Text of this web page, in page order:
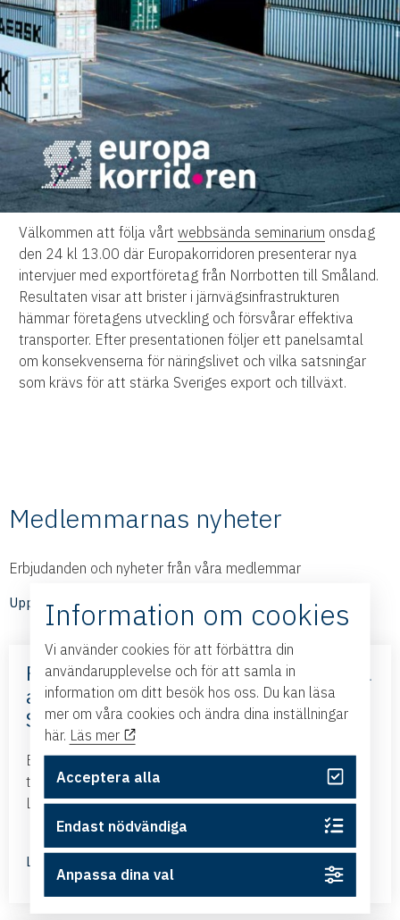
Välkommen att följa vårtwebbsända seminarium onsdag
den 24 kl 13.00 där Europakorridoren presenterar nya
intervjuer med exportföretag från Norrbotten till Småland.
Resultaten visar att brister i järnvägsinfrastrukturen
hämmar företagens utveckling och försvårar effektiva
transporter. Efter presentationen följer ett panelsamtal
om konsekvenserna för näringslivet och vilka satsningar
som krävs för att stärka Sveriges export och tillväxt.
Medlemmarnas nyheter
Erbjudanden och nyheter från våra medlemmar
Upptäck medlemmarnas nyheter
Frihandelsavtalet med Mercosur – nya
affärsmöjligheter – med Business
Sweden
Business Swedens kontor i Brasilien och Argentina
tillsammans med ambassadören i Brasilien kommer till
Linköping och presenterar det nya frihandelsavtalet...
Läs mer
Information om cookies
Vi använder cookies för att förbättra din
användarupplevelse och för att samla in
information om ditt besök hos oss. Du kan läsa
mer om våra cookies och ändra dina inställningar
här. Läs mer
Acceptera alla
Endast nödvändiga
Anpassa dina val